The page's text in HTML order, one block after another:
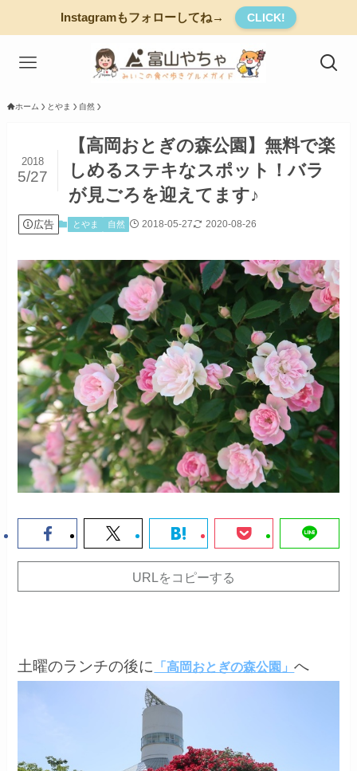
Instagramもフォローしてね→ CLICK!
ホーム とやま 自然
【高岡おとぎの森公園】無料で楽
しめるステキなスポット！バラ
が見ごろを迎えてます♪
2018
5/27
広告 とやま 自然 2018-05-27 2020-08-26
URLをコピーする
土曜のランチの後に 「高岡おとぎの森公園」へ